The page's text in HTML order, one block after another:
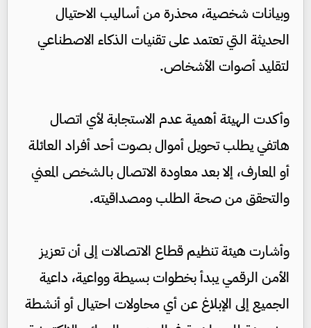
وبيانات شخصية، محذرة من أساليب الاحتيال
الحديثة التي تعتمد على تقنيات الذكاء الاصطناعي
لتقليد أصوات الأشخاص.
وأكدت الهيئة أهمية عدم الاستجابة لأي اتصال
هاتفي يطلب تحويل أموال بصوت أحد أفراد العائلة
أو المعارف، إلا بعد معاودة الاتصال بالشخص المعني
والتحقق من صحة الطلب ومصداقيته.
وأشارت هيئة تنظيم قطاع الاتصالات إلى أن تعزيز
الأمن الرقمي يبدأ بخطوات بسيطة وواعية، داعية
الجميع إلى الإبلاغ عن أي محاولات احتيال أو أنشطة